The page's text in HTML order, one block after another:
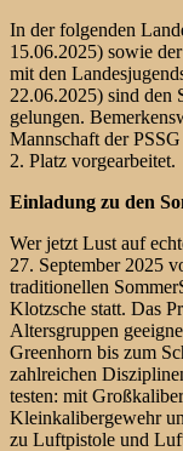
In der folgenden
15.06.2025) sowie
mit den
22.06.2025) sind den
gelungen.
Mannschaft der
2. Platz vorgearbeitet.
Einladung zu den
Wer jetzt Lust auf
27. September 2025
traditionellen
Klotzsche statt. Das
Altersgruppen
Greenhorn bis zum
zahlreichen
testen: mit
Kleinkalibergewehr
zu Luftpistole und